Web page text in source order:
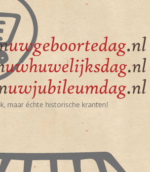
maar échte historische kranten!